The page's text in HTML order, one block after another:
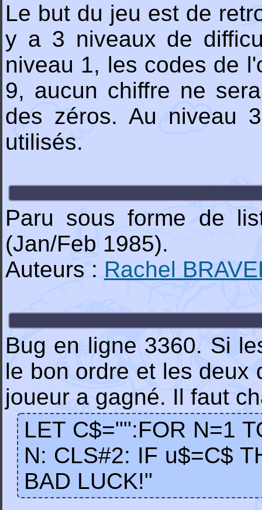
Le but du jeu est de
y a 3 niveaux de
niveau 1, les codes de
9, aucun chiffre ne
des zéros. Au niveau
utilisés.
Paru sous forme de
(Jan/Feb 1985).
Auteurs : Rachel
Bug en ligne 3360. Si
le bon ordre et les deux
joueur a gagné. Il faut
LET C$="":FOR N=1
N: CLS#2: IF u$=C$
BAD LUCK!"